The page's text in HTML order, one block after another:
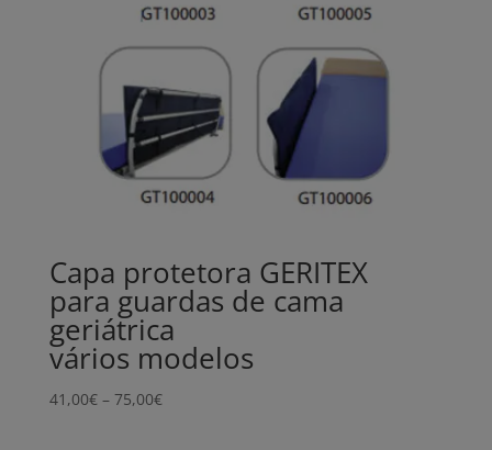
Capa protetora GERITEX
para guardas de cama
geriátrica
vários modelos
41,00€ – 75,00€Price